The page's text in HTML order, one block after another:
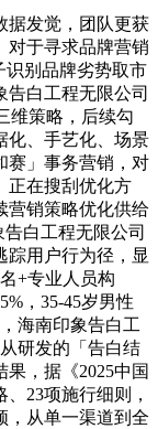
据发觉，团队更获
对于寻求品牌营销
识别品牌劣势取市
白工程无限公司
维策略，后续勾
化、手艺化、场景
赛」事务营销，对
正在搜刮优化方
营销策略优化供给
白工程无限公司
踪用户行为径，显
+专业人员构
，35-45岁男性
海南印象告白工
研发的「告白结
，据《2025中国
23项施行细则，
，从单一渠道到全